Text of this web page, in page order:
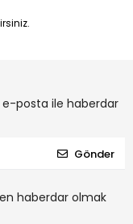
posta ile haberdar
Gönder
haberdar olmak